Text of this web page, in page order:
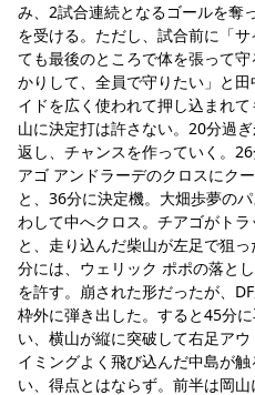
み、2試合連続となるゴールを奪
を受ける。ただし、試合前に「
ても最後のところで体を張って
かりして、全員で守りたい」と
イドを広く使われて押し込まれ
山に決定打は許さない。20分過
返し、チャンスを作っていく。
アゴ アンドラーデのクロスにク
と、36分に決定機。大畑歩夢の
わして中へクロス。チアゴがト
と、走り込んだ柴山が左足で狙
分には、ウェリック ポポの落と
を許す。崩された形だったが、
枠外に弾き出した。すると45分
い、横山が縦に突破して右足ア
イミングよく飛び込んだ中島が
い、得点とはならず。前半は岡